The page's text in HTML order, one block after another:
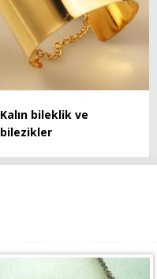
Kalın bileklik ve
bilezikler